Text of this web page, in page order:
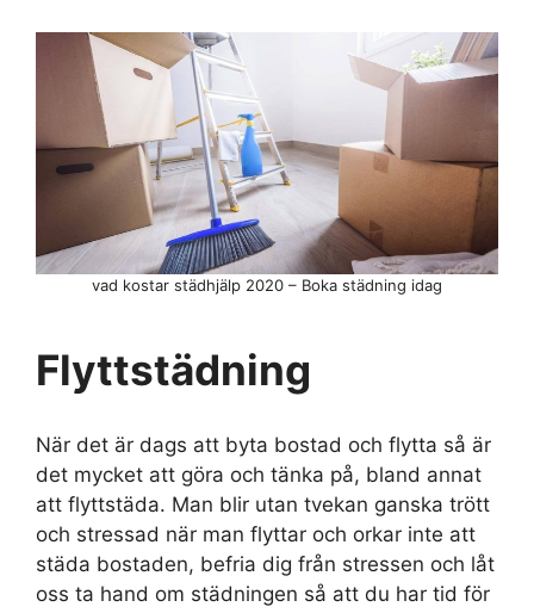
Flyttstädning
När det är dags att byta bostad och flytta så är
det mycket att göra och tänka på, bland annat
att flyttstäda. Man blir utan tvekan ganska trött
och stressad när man flyttar och orkar inte att
städa bostaden, befria dig från stressen och låt
oss ta hand om städningen så att du har tid för
vad kostar städhjälp 2020 – Boka städning idag